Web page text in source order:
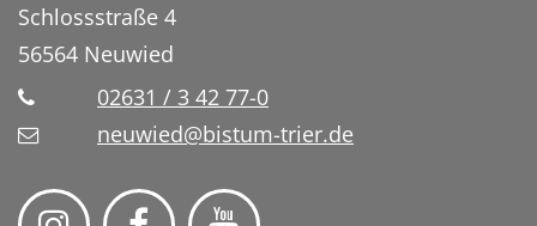
Schlossstraße 4
56564 Neuwied
02631 / 3 42 77-0
neuwied@bistum-trier.de